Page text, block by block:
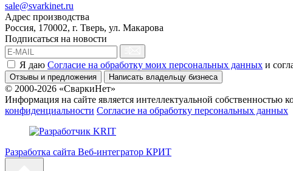
sale@svarkinet.ru
Адрес производства
Россия, 170002, г. Тверь, ул. Макарова
Подписаться на новости
Я даю Согласие на обработку моих персональных данных и
Отзывы и предложения Написать владельцу бизнеса
© 2000-2026 «СваркиНет»
Информация на сайте является интеллектуальной собственностью
конфиденциальности Согласие на обработку персональных данных
Разработка сайта Веб-интегратор КРИТ